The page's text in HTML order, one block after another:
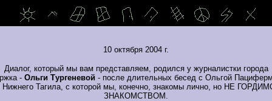
10 октября 2004 г.
Диалог, который мы вам представляем, родился у журналистки города
- Ольги Тургеневой - после длительных бесед с Ольгой
Нижнего Тагила, с которой мы, конечно, знакомы лично, но НЕ
ЗНАКОМСТВОМ.